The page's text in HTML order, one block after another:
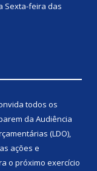
Sexta-feira das
todos os
da Audiência
(LDO),
ações e
o próximo exercício